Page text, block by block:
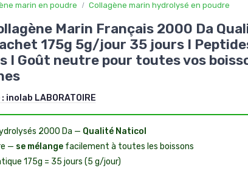
marin en poudre Collagène marin hydrolysé en poudre
Marin Français 2000 Da
175g 5g/jour 35 jours I
I Goût neutre pour toutes vos
inolab LABORATOIRE
2000 Da — Qualité Naticol
— se mélangefacilement à toutes les boissons
175g = 35 jours (5 g/jour)